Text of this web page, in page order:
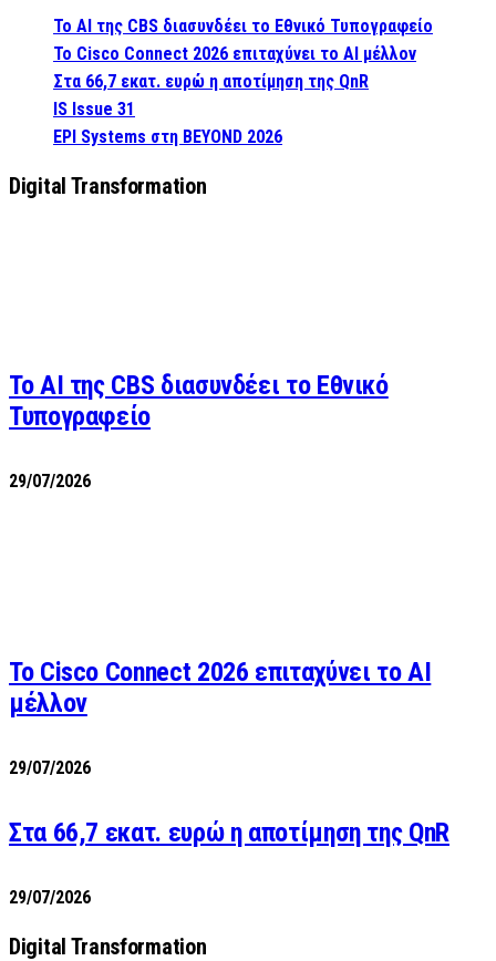
Το AI της CBS διασυνδέει το Εθνικό Τυπογραφείο
Το Cisco Connect 2026 επιταχύνει το AI μέλλον
Στα 66,7 εκατ. ευρώ η αποτίμηση της QnR
IS Issue 31
EPI Systems στη BEYOND 2026
Digital Transformation
Το AI της CBS διασυνδέει το Εθνικό
Τυπογραφείο
29/07/2026
Το Cisco Connect 2026 επιταχύνει το AI
μέλλον
29/07/2026
Στα 66,7 εκατ. ευρώ η αποτίμηση της QnR
29/07/2026
Digital Transformation